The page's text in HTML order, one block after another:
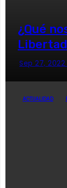
¿Qué
Sep 27, 2022
ACTUALIDAD